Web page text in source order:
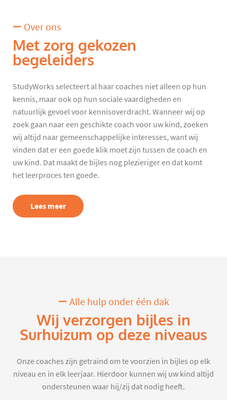
Over ons
Met zorg gekozen
begeleiders
StudyWorks selecteert al haar coaches niet alleen op hun
kennis, maar ook op hun sociale vaardigheden en
natuurlijk gevoel voor kennisoverdracht. Wanneer wij op
zoek gaan naar een geschikte coach voor uw kind, zoeken
wij altijd naar gemeenschappelijke interesses, want wij
vinden dat er een goede klik moet zijn tussen de coach en
uw kind. Dat maakt de bijles nog plezieriger en dat komt
het leerproces ten goede.
Lees meer
Alle hulp onder één dak
Wij verzorgen bijles in
Surhuizum op deze niveaus
Onze coaches zijn getraind om te voorzien in bijles op elk
niveau en in elk leerjaar. Hierdoor kunnen wij uw kind altijd
ondersteunen waar hij/zij dat nodig heeft.